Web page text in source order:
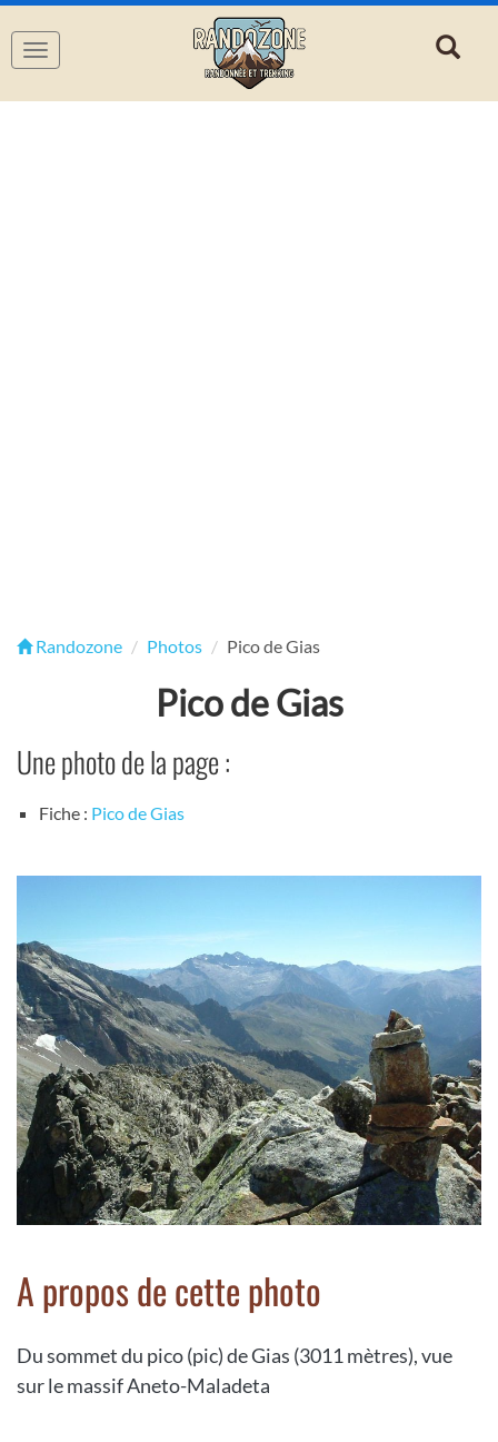
Navigation
Randozone Photos Pico de Gias
Pico de Gias
Une photo de la page :
Fiche : Pico de Gias
A propos de cette photo
Du sommet du pico (pic) de Gias (3011 mètres), vue
sur le massif Aneto-Maladeta